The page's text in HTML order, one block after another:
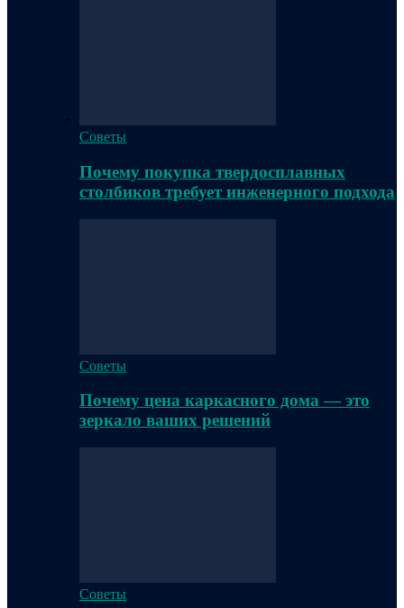
Советы
Почему покупка твердосплавных
столбиков требует инженерного подхода
Советы
Почему цена каркасного дома — это
зеркало ваших решений
Советы